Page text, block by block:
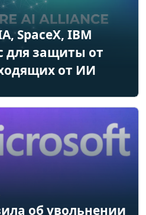
SpaceX, IBM
для защиты от
от ИИ
об увольнении